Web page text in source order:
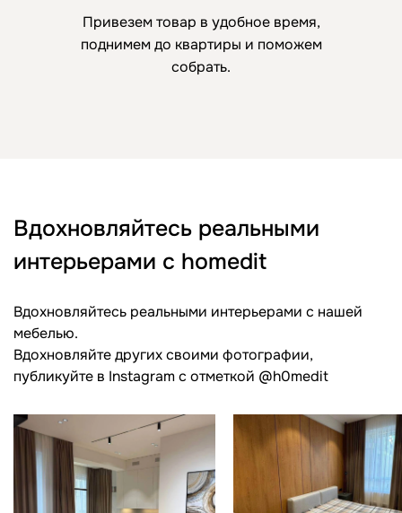
Привезем товар в удобное время,
поднимем до квартиры и поможем
собрать.
Вдохновляйтесь реальными
интерьерами с homedit
Вдохновляйтесь реальными интерьерами с нашей
мебелью.
Вдохновляйте других своими фотографии,
публикуйте в Instagram c отметкой @h0medit